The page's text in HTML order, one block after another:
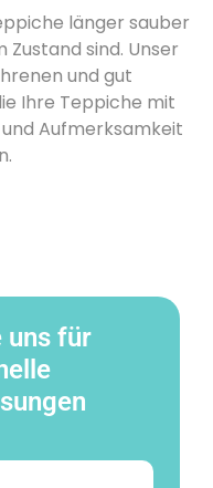
länger sauber
sind. Unser
und gut
Ihre Teppiche mit
Aufmerksamkeit
uns für